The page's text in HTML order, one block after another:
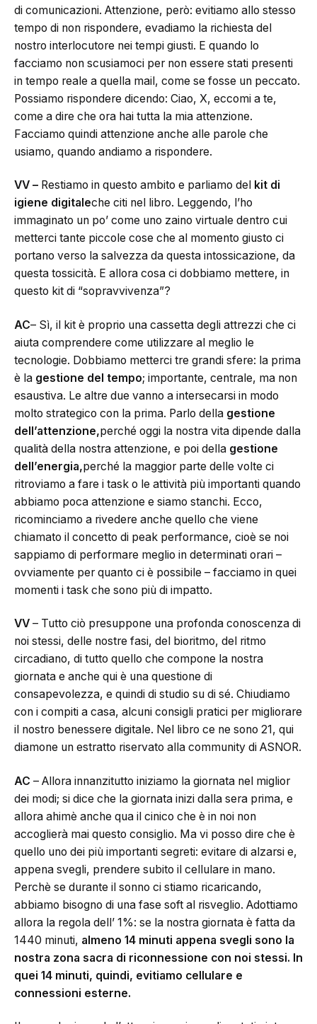
di comunicazioni. Attenzione, però: evitiamo allo stesso
tempo di non rispondere, evadiamo la richiesta del
nostro interlocutore nei tempi giusti. E quando lo
facciamo non scusiamoci per non essere stati presenti
in tempo reale a quella mail, come se fosse un peccato.
Possiamo rispondere dicendo: Ciao, X, eccomi a te,
come a dire che ora hai tutta la mia attenzione.
Facciamo quindi attenzione anche alle parole che
usiamo, quando andiamo a rispondere.
VV – Restiamo in questo ambito e parliamo del
kit di
igiene digitaleche citi nel libro. Leggendo, l’ho
immaginato un po’ come uno zaino virtuale dentro cui
metterci tante piccole cose che al momento giusto ci
portano verso la salvezza da questa intossicazione, da
questa tossicità. E allora cosa ci dobbiamo mettere, in
questo kit di “sopravvivenza”?
AC– Sì, il kit è proprio una cassetta degli attrezzi che ci
aiuta comprendere come utilizzare al meglio le
tecnologie. Dobbiamo metterci tre grandi sfere: la prima
è la gestione del tempo; importante, centrale, ma non
esaustiva. Le altre due vanno a intersecarsi in modo
molto strategico con la prima. Parlo della gestione
dell’attenzione,perché oggi la nostra vita dipende dalla
qualità della nostra attenzione, e poi della gestione
dell’energia,perché la maggior parte delle volte ci
ritroviamo a fare i task o le attività più importanti quando
abbiamo poca attenzione e siamo stanchi. Ecco,
ricominciamo a rivedere anche quello che viene
chiamato il concetto di peak performance, cioè se noi
sappiamo di performare meglio in determinati orari –
ovviamente per quanto ci è possibile – facciamo in quei
momenti i task che sono più di impatto.
VV – Tutto ciò presuppone una profonda conoscenza di
noi stessi, delle nostre fasi, del bioritmo, del ritmo
circadiano, di tutto quello che compone la nostra
giornata e anche qui è una questione di
consapevolezza, e quindi di studio su di sé. Chiudiamo
con i compiti a casa, alcuni consigli pratici per migliorare
il nostro benessere digitale. Nel libro ce ne sono 21, qui
diamone un estratto riservato alla community di ASNOR.
AC – Allora innanzitutto iniziamo la giornata nel miglior
dei modi; si dice che la giornata inizi dalla sera prima, e
allora ahimè anche qua il cinico che è in noi non
accoglierà mai questo consiglio. Ma vi posso dire che è
quello uno dei più importanti segreti: evitare di alzarsi e,
appena svegli, prendere subito il cellulare in mano.
Perchè se durante il sonno ci stiamo ricaricando,
abbiamo bisogno di una fase soft al risveglio. Adottiamo
allora la regola dell’ 1%: se la nostra giornata è fatta da
1440 minuti, almeno 14 minuti appena svegli sono la
nostra zona sacra di riconnessione con noi stessi. In
quei 14 minuti, quindi, evitiamo cellulare e
connessioni esterne.